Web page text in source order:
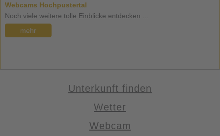
Webcams Hochpustertal
Noch viele weitere tolle Einblicke entdecken ...
mehr
Unterkunft finden
Wetter
Webcam